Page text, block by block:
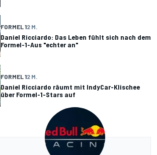
FORMEL 12 M.
Daniel Ricciardo: Das Leben fühlt sich nach dem
Formel-1-Aus "echter an"
FORMEL 12 M.
Daniel Ricciardo räumt mit IndyCar-Klischee
über Formel-1-Stars auf